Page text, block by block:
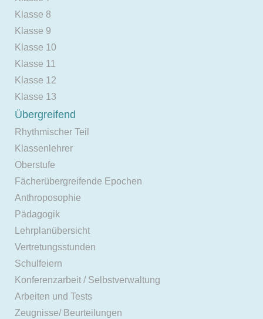
Klasse 8
Klasse 9
Klasse 10
Klasse 11
Klasse 12
Klasse 13
Übergreifend
Rhythmischer Teil
Klassenlehrer
Oberstufe
Fächerübergreifende Epochen
Anthroposophie
Pädagogik
Lehrplanübersicht
Vertretungsstunden
Schulfeiern
Konferenzarbeit / Selbstverwaltung
Arbeiten und Tests
Zeugnisse/ Beurteilungen